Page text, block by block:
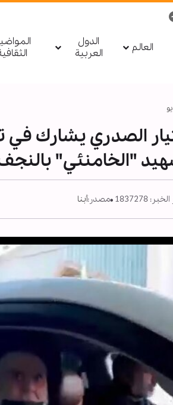
العالم
الدول
العربیة
الصدري يشارك في
"الخامنئي"
1837278 مصدر:أبنا